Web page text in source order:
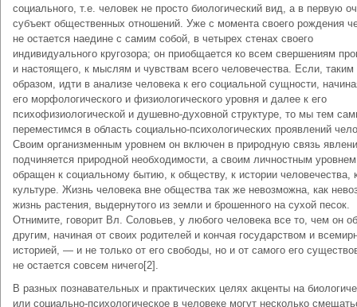
социального, т.е. человек не просто биологический вид, а в первую
субъект общественных отношений. Уже с момента своего рождения
не остается наедине с самим собой, в четырех стенах своего
индивидуального кругозора; он приобщается ко всем свершениям
и настоящего, к мыслям и чувствам всего человечества. Если, таким
образом, идти в анализе человека к его социальной сущности,
его морфологического и физиологического уровня и далее к его
психофизиологической и душевно-духовной структуре, то мы тем
переместимся в область социально-психологических проявлений
Своим организменным уровнем он включен в природную связь
подчиняется природной необходимости, а своим личностным
обращен к социальному бытию, к обществу, к истории человечества,
культуре. Жизнь человека вне общества так же невозможна, как
жизнь растения, выдернутого из земли и брошенного на сухой песок.
Отнимите, говорит Вл. Соловьев, у любого человека все то, чем он
другим, начиная от своих родителей и кончая государством и
историей, — и не только от его свободы, но и от самого его
не остается совсем ничего[2].
В разных познавательных и практических целях акценты на
или социально-психологическое в человеке могут несколько